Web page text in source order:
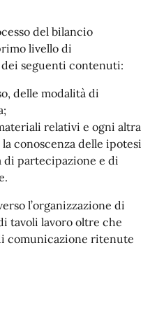
del bilancio
livello di
seguenti contenuti:
delle modalità di
relativi e ogni altra
conoscenza delle ipotesi
di partecipazione e di
l’organizzazione di
tavoli lavoro oltre che
comunicazione ritenute